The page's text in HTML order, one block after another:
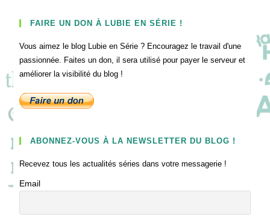
FAIRE UN DON À LUBIE EN SÉRIE !
Vous aimez le blog Lubie en Série ? Encouragez le travail d'une
passionnée. Faites un don, il sera utilisé pour payer le serveur et
améliorer la visibilité du blog !
ABONNEZ-VOUS À LA NEWSLETTER DU BLOG !
Recevez tous les actualités séries dans votre messagerie !
Email